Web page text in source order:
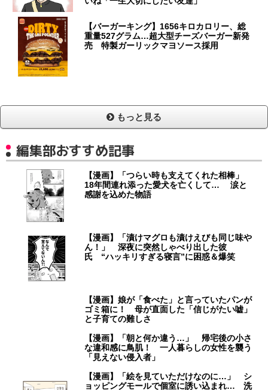
【バーガーキング】1656キロカロリー、総
重量527グラム…超大型チーズバーガー新発
売 特製ガーリックマヨソース採用
もっと見る
編集部おすすめ記事
【漫画】「つらい時も支えてくれた相棒」
18年間連れ添った愛犬を亡くして… 涙と
感謝を込めた物語
【漫画】「漬けマグロも漬けえびも同じ味や
ん！」 深夜に突然しゃべり出した彼
氏 “ハッキリすぎる寝言”に困惑＆爆笑
【漫画】娘が「食べた」と言っていたパンが
ゴミ箱に！ 母が直面した「信じがたい嘘」
と子育ての難しさ
【漫画】「朝と何か違う…」 帰宅後の小さ
な違和感に鳥肌！ 一人暮らしの女性を襲う
「見えない侵入者」
【漫画】「絵を見ていただけなのに…」 シ
ョッピングモールで個室に誘い込まれ… 洗